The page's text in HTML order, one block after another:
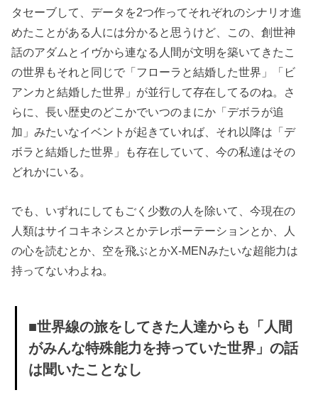
タセーブして、データを2つ作ってそれぞれのシナリオ進
めたことがある人には分かると思うけど、この、創世神
話のアダムとイヴから連なる人間が文明を築いてきたこ
の世界もそれと同じで「フローラと結婚した世界」「ビ
アンカと結婚した世界」が並行して存在してるのね。さ
らに、長い歴史のどこかでいつのまにか「デボラが追
加」みたいなイベントが起きていれば、それ以降は「デ
ボラと結婚した世界」も存在していて、今の私達はその
どれかにいる。
でも、いずれにしてもごく少数の人を除いて、今現在の
人類はサイコキネシスとかテレポーテーションとか、人
の心を読むとか、空を飛ぶとかX-MENみたいな超能力は
持ってないわよね。
■世界線の旅をしてきた人達からも「人間
がみんな特殊能力を持っていた世界」の話
は聞いたことなし